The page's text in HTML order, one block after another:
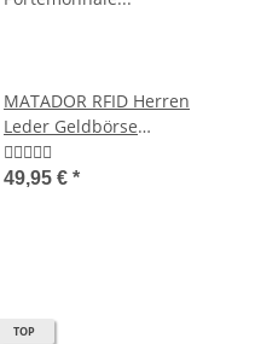
MATADOR RFID Herren
Leder Geldbörse
Portemonnaie Geldbeutel
Braun
49,95 € *
TOP